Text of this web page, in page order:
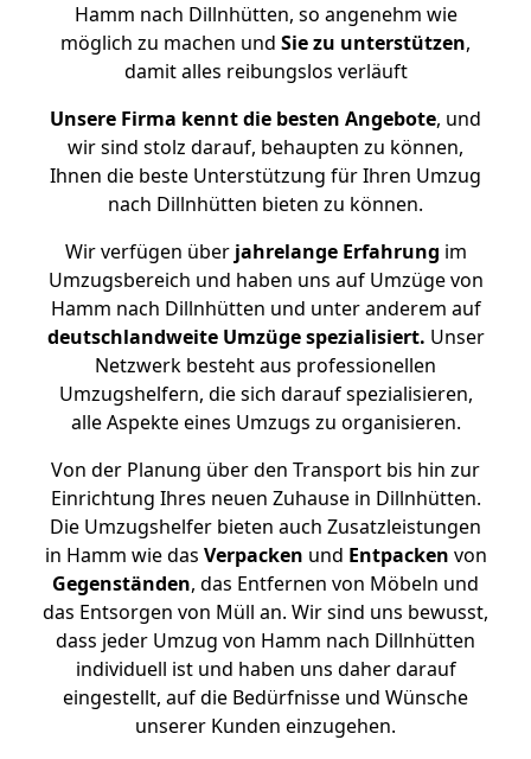
Hamm nach Dillnhütten, so angenehm wie
möglich zu machen und Sie zu unterstützen,
damit alles reibungslos verläuft
Unsere Firma kennt die besten Angebote, und
wir sind stolz darauf, behaupten zu können,
Ihnen die beste Unterstützung für Ihren Umzug
nach Dillnhütten bieten zu können.
Wir verfügen überjahrelange Erfahrung im
Umzugsbereich und haben uns auf Umzüge von
Hamm nach Dillnhütten und unter anderem auf
deutschlandweite Umzüge spezialisiert. Unser
Netzwerk besteht aus professionellen
Umzugshelfern, die sich darauf spezialisieren,
alle Aspekte eines Umzugs zu organisieren.
Von der Planung über den Transport bis hin zur
Einrichtung Ihres neuen Zuhause in Dillnhütten.
Die Umzugshelfer bieten auch Zusatzleistungen
in Hamm wie das Verpacken und Entpacken von
Gegenständen, das Entfernen von Möbeln und
das Entsorgen von Müll an. Wir sind uns bewusst,
dass jeder Umzug von Hamm nach Dillnhütten
individuell ist und haben uns daher darauf
eingestellt, auf die Bedürfnisse und Wünsche
unserer Kunden einzugehen.